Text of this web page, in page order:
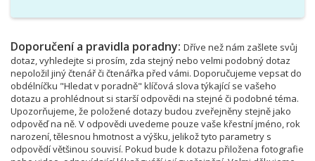
Doporučení a pravidla poradny: Dříve než nám zašlete svůj
dotaz, vyhledejte si prosím, zda stejný nebo velmi podobný dotaz
nepoložil jiný čtenář či čtenářka před vámi. Doporučujeme vepsat do
obdélníčku "Hledat v poradně" klíčová slova týkající se vašeho
dotazu a prohlédnout si starší odpovědi na stejné či podobné téma.
Upozorňujeme, že položené dotazy budou zveřejněny stejně jako
odpověď na ně. V odpovědi uvedeme pouze vaše křestní jméno, rok
narození, tělesnou hmotnost a výšku, jelikož tyto parametry s
odpovědí většinou souvisí. Pokud bude k dotazu přiložena fotografie